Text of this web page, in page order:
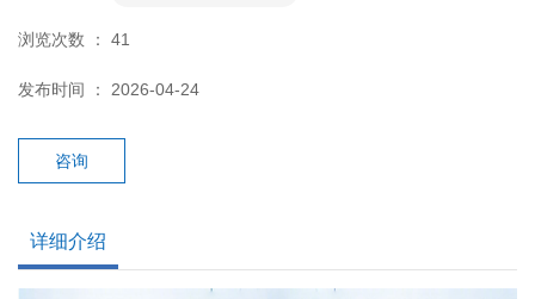
浏览次数 ： 41
发布时间 ： 2026-04-24
咨询
详细介绍